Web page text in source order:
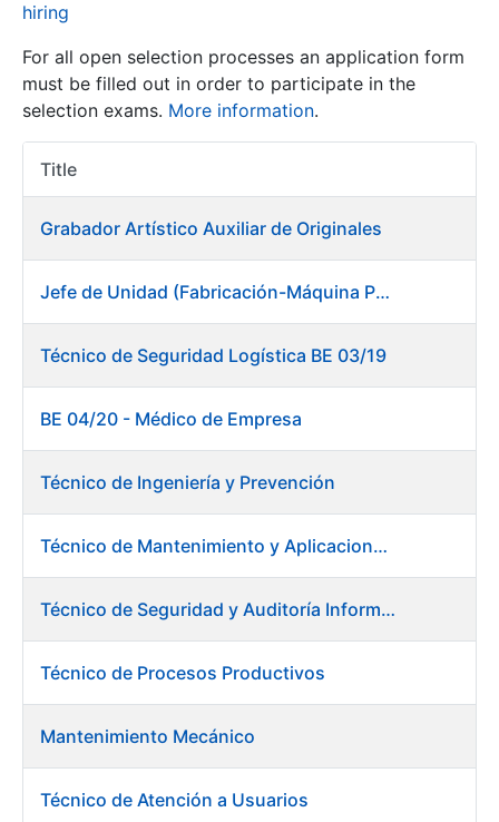
Show/Hide
Show/Hide
Show/Hide
hiring
For all open selection processes an application form
must be filled out in order to participate in the
selection exams. More information.
Title
Item
Grabador Artístico Auxiliar de Originales
Jefe de Unidad (Fabricación-Máquina Papel) en Fábrica de Papel (Burgos)
Técnico de Seguridad Logística BE 03/19
BE 04/20 - Médico de Empresa
Técnico de Ingeniería y Prevención
Técnico de Mantenimiento y Aplicaciones Industriales - Centro de trabajo de Burgos
Técnico de Seguridad y Auditoría Informática
Técnico de Procesos Productivos
Mantenimiento Mecánico
Técnico de Atención a Usuarios